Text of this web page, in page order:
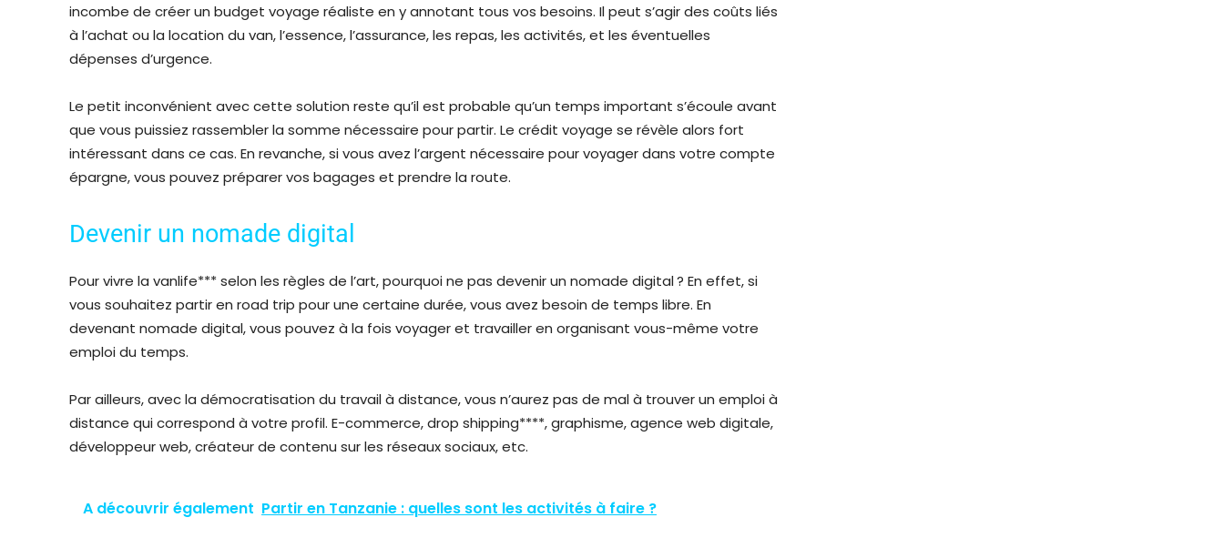
incombe de créer un budget voyage réaliste en y annotant tous vos besoins. Il peut s’agir des coûts liés
à l’achat ou la location du van, l’essence, l’assurance, les repas, les activités, et les éventuelles
dépenses d’urgence.
Le petit inconvénient avec cette solution reste qu’il est probable qu’un temps important s’écoule avant
que vous puissiez rassembler la somme nécessaire pour partir. Le crédit voyage se révèle alors fort
intéressant dans ce cas. En revanche, si vous avez l’argent nécessaire pour voyager dans votre compte
épargne, vous pouvez préparer vos bagages et prendre la route.
Devenir un nomade digital
Pour vivre la vanlife*** selon les règles de l’art, pourquoi ne pas devenir un nomade digital ? En effet, si
vous souhaitez partir en road trip pour une certaine durée, vous avez besoin de temps libre. En
devenant nomade digital, vous pouvez à la fois voyager et travailler en organisant vous-même votre
emploi du temps.
Par ailleurs, avec la démocratisation du travail à distance, vous n’aurez pas de mal à trouver un emploi à
distance qui correspond à votre profil. E-commerce, drop shipping****, graphisme, agence web digitale,
développeur web, créateur de contenu sur les réseaux sociaux, etc.
A découvrir également Partir en Tanzanie : quelles sont les activités à faire ?